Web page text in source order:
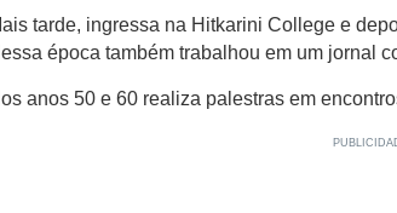
tarde, ingressa na Hitkarini College e
época também trabalhou em um jornal
anos 50 e 60 realiza palestras em